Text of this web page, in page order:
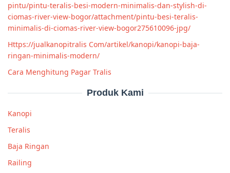
pintu/pintu-teralis-besi-modern-minimalis-dan-stylish-di-
ciomas-river-view-bogor/attachment/pintu-besi-teralis-
minimalis-di-ciomas-river-view-bogor275610096-jpg/
Https://jualkanopitralis Com/artikel/kanopi/kanopi-baja-
ringan-minimalis-modern/
Cara Menghitung Pagar Tralis
Produk Kami
Kanopi
Teralis
Baja Ringan
Railing